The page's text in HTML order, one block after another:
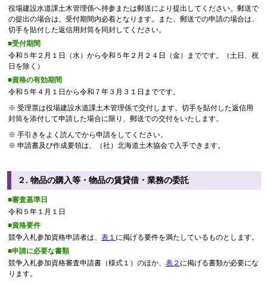
役場建設水道課土木管理係へ持参または郵送により提出してください。郵送で
の提出の場合は、受付期間内必着となります。また、郵送での申請の場合は、
切手を貼付した返信用封筒を同封してください。
■受付期間
令和５年２月１日（水）から令和５年２月２４日（金）までです。（土日、祝
日を除く）
■資格の有効期間
令和５年４月１日から令和７年３月３１日までです。
※ 受理票は役場建設水道課土木管理係で交付します。切手を貼付した返信用
封筒を添付して申請した場合に限り、郵送での交付をいたします。
※ 手引きをよく読んでから申請をしてください。
※ 申請書及び作成要領は、（社）北海道土木協会で入手できます。
２. 物品の購入等・物品の賃貸借・業務の委託
■審査基準日
令和５年１月１日
■資格要件
競争入札参加資格申請者は、 表１ に掲げる要件を満たしているものとします。
■申請に必要な書類
競争入札参加資格審査申請書（様式１）のほか、 表２ に掲げる書類が必要にな
ります。